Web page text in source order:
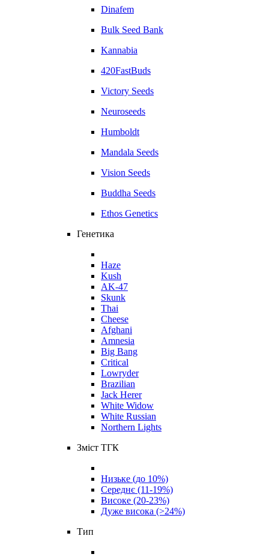
Dinafem
Bulk Seed Bank
Kannabia
420FastBuds
Victory Seeds
Neuroseeds
Humboldt
Mandala Seeds
Vision Seeds
Buddha Seeds
Ethos Genetics
Генетика
Haze
Kush
AK-47
Skunk
Thai
Cheese
Afghani
Amnesia
Big Bang
Critical
Lowryder
Brazilian
Jack Herer
White Widow
White Russian
Northern Lights
Зміст ТГК
Низьке (до 10%)
Середнє (11-19%)
Високе (20-23%)
Дуже висока (>24%)
Тип